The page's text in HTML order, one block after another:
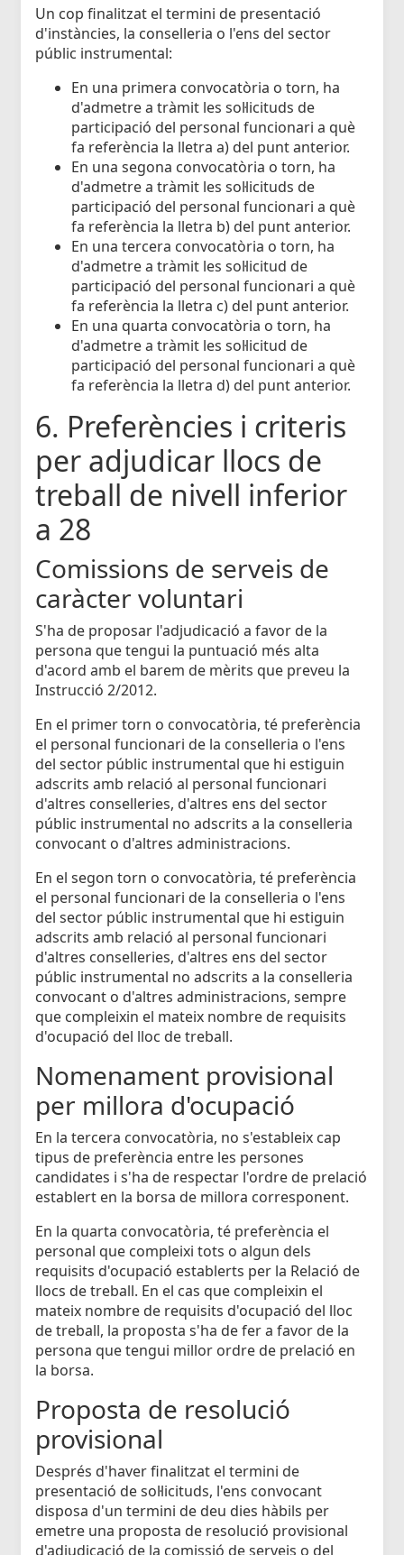
Un cop finalitzat el termini de presentació
d'instàncies, la conselleria o l'ens del sector
públic instrumental:
En una primera convocatòria o torn, ha
d'admetre a tràmit les sol·licituds de
participació del personal funcionari a què
fa referència la lletra a) del punt anterior.
En una segona convocatòria o torn, ha
d'admetre a tràmit les sol·licituds de
participació del personal funcionari a què
fa referència la lletra b) del punt anterior.
En una tercera convocatòria o torn, ha
d'admetre a tràmit les sol·licitud de
participació del personal funcionari a què
fa referència la lletra c) del punt anterior.
En una quarta convocatòria o torn, ha
d'admetre a tràmit les sol·licitud de
participació del personal funcionari a què
fa referència la lletra d) del punt anterior.
6. Preferències i criteris
per adjudicar llocs de
treball de nivell inferior
a 28
Comissions de serveis de
caràcter voluntari
S'ha de proposar l'adjudicació a favor de la
persona que tengui la puntuació més alta
d'acord amb el barem de mèrits que preveu la
Instrucció 2/2012.
En el primer torn o convocatòria, té preferència
el personal funcionari de la conselleria o l'ens
del sector públic instrumental que hi estiguin
adscrits amb relació al personal funcionari
d'altres conselleries, d'altres ens del sector
públic instrumental no adscrits a la conselleria
convocant o d'altres administracions.
En el segon torn o convocatòria, té preferència
el personal funcionari de la conselleria o l'ens
del sector públic instrumental que hi estiguin
adscrits amb relació al personal funcionari
d'altres conselleries, d'altres ens del sector
públic instrumental no adscrits a la conselleria
convocant o d'altres administracions, sempre
que compleixin el mateix nombre de requisits
d'ocupació del lloc de treball.
Nomenament provisional
per millora d'ocupació
En la tercera convocatòria, no s'estableix cap
tipus de preferència entre les persones
candidates i s'ha de respectar l'ordre de prelació
establert en la borsa de millora corresponent.
En la quarta convocatòria, té preferència el
personal que compleixi tots o algun dels
requisits d'ocupació establerts per la Relació de
llocs de treball. En el cas que compleixin el
mateix nombre de requisits d'ocupació del lloc
de treball, la proposta s'ha de fer a favor de la
persona que tengui millor ordre de prelació en
la borsa.
Proposta de resolució
provisional
Després d'haver finalitzat el termini de
presentació de sol·licituds, l'ens convocant
disposa d'un termini de deu dies hàbils per
emetre una proposta de resolució provisional
d'adjudicació de la comissió de serveis o del